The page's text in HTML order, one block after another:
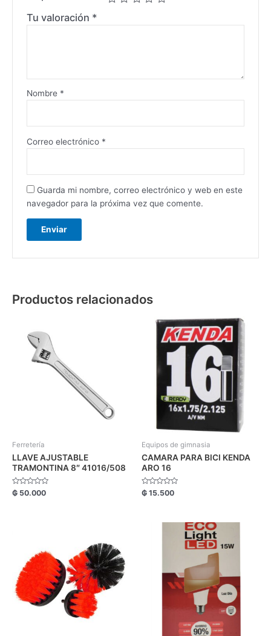
Tu valoración *
Nombre *
Correo electrónico *
Guarda mi nombre, correo electrónico y web en este
navegador para la próxima vez que comente.
Productos relacionados
Ferretería
LLAVE AJUSTABLE
TRAMONTINA 8″ 41016/508
Valorado
con
₲ 50.000
Equipos de gimnasia
CAMARA PARA BICI KENDA
ARO 16
Valorado
con
₲ 15.500